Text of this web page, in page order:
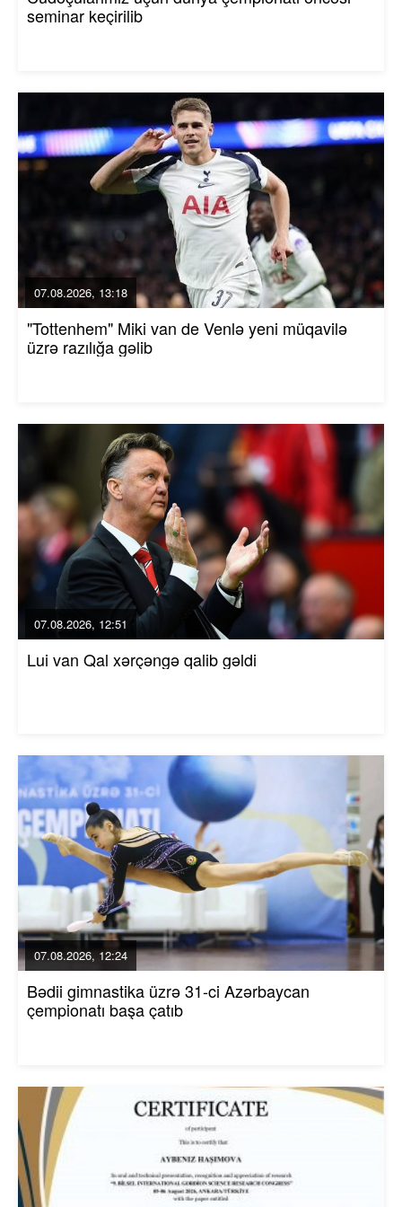
seminar keçirilib
07.08.2026, 13:18
"Tottenhem" Miki van de Venlə yeni müqavilə
üzrə razılığa gəlib
07.08.2026, 12:51
Lui van Qal xərçəngə qalib gəldi
07.08.2026, 12:24
Bədii gimnastika üzrə 31-ci Azərbaycan
çempionatı başa çatıb